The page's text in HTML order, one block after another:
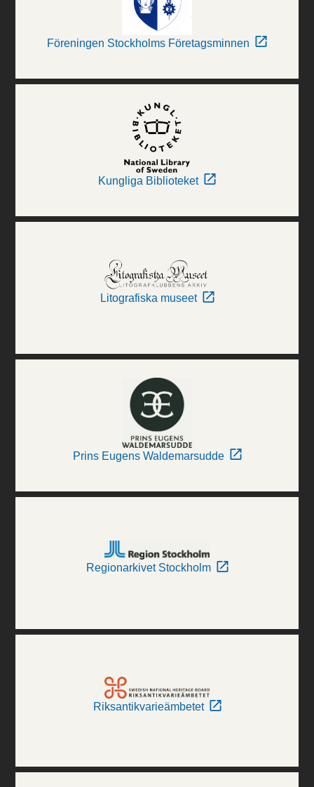
Föreningen Stockholms Företagsminnen
Kungliga Biblioteket
Litografiska museet
Prins Eugens Waldemarsudde
Regionarkivet Stockholm
Riksantikvarieämbetet